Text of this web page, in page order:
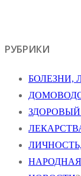
РУБРИКИ
БОЛЕЗНИ,